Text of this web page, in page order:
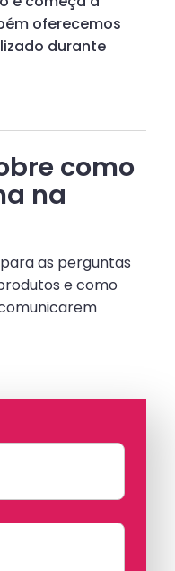
como
na
as perguntas
e como
oferecemos
durante